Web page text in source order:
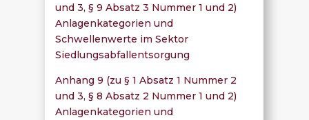
und 3, § 9 Absatz 3 Nummer 1 und 2)
Anlagenkategorien und
Schwellenwerte im Sektor
Siedlungsabfallentsorgung
Anhang 9 (zu § 1 Absatz 1 Nummer 2
und 3, § 8 Absatz 2 Nummer 1 und 2)
Anlagenkategorien und